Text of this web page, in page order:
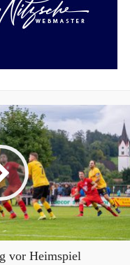
vor Heimspiel